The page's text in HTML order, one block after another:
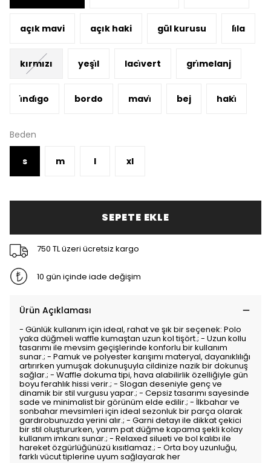
açık mavi açık haki gül kurusu li̇la
kırmızı yeşi̇l laci̇vert gri̇melanj
i̇ndi̇go bordo mavi̇ bej haki̇
Beden
s m l xl
SEPETE EKLE
750 TL üzeri ücretsiz kargo
10 gün içinde iade değişim
Ürün Açıklaması
- Günlük kullanım için ideal, rahat ve şık bir seçenek: Polo
yaka düğmeli waffle kumaştan uzun kol tişört.; - Uzun kollu
tasarımı ile mevsim geçişlerinde konforlu bir kullanım
sunar.; - Pamuk ve polyester karışımı materyal, dayanıklılığı
artırırken yumuşak dokunuşuyla cildinize nazik bir dokunuş
sağlar.; - Waffle dokuma tipi, hava alabilirlik özelliğiyle gün
boyu ferahlık hissi verir.; - Slogan deseniyle genç ve
dinamik bir stil vurgusu yapar.; - Cepsiz tasarımı sayesinde
sade ve minimalist bir görünüm elde edilir.; - İlkbahar ve
sonbahar mevsimleri için ideal sezonluk bir parça olarak
gardırobunuzda yerini alır.; - Garni detayı ile dikkat çekici
bir stil oluştururken, yarım pat düğme kapama şekli kolay
kullanım imkanı sunar.; - Relaxed silueti ve bol kalıbı ile
hareket özgürlüğünüzü kısıtlamaz.; - Orta boy uzunluğu,
farklı vücut tiplerine uyum sağlayarak her